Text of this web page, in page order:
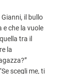
il bullo
e che la vuole
tra il
la
scegli me, ti